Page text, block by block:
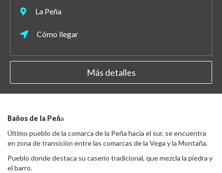
La Peña
Cómo llegar
Más detalles
Baños de la Peña
Último pueblo de la comarca de la Peña hacia el sur, se encuentra
en zona de transición entre las comarcas de la Vega y la Montaña.
Pueblo donde destaca su caserío tradicional, que mezcla la piedra y
el barro.